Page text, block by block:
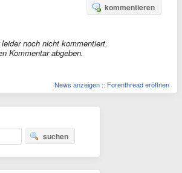
kommentieren
noch nicht kommentiert.
Kommentar abgeben.
News anzeigen :: Forenthread eröffnen
suchen